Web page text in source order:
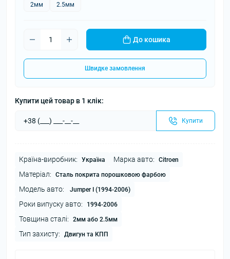
2мм 2.5мм
До кошика
Швидке замовлення
Купити цей товар в 1 клік:
Купити
Країна-виробник: Україна Марка авто: Citroen
Матеріал: Сталь покрита порошковою фарбою
Модель авто: Jumper I (1994-2006)
Роки випуску авто: 1994-2006
Товщина сталі: 2мм або 2.5мм
Тип захисту: Двигун та КПП